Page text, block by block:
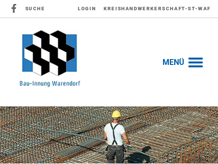
SUCHE LOGIN KREISHANDWERKERSCHAFT-ST-WAF
MENÜ